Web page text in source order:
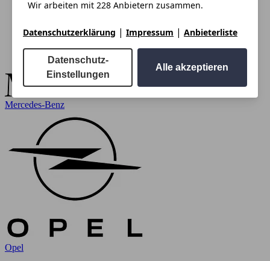
Mercedes-Benz
Opel
Wir arbeiten mit 228 Anbietern zusammen.
Datenschutzerklärung | Impressum | Anbieterliste
Datenschutz-
Einstellungen
Alle akzeptieren